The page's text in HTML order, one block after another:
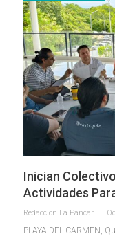
Inician
Actividades
Redaccion La Pancarta De Quintana Roo
PLAYA DEL CARMEN,